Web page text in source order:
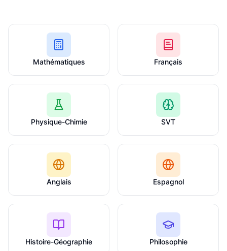
Mathématiques Français
Physique-Chimie SVT
Anglais Espagnol
Histoire-Géographie Philosophie